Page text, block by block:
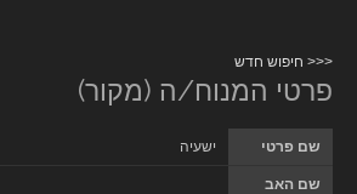
<<< חיפוש חדש
פרטי המנוח/ה (מקור)
שם פרטי ישעיה
שם האב